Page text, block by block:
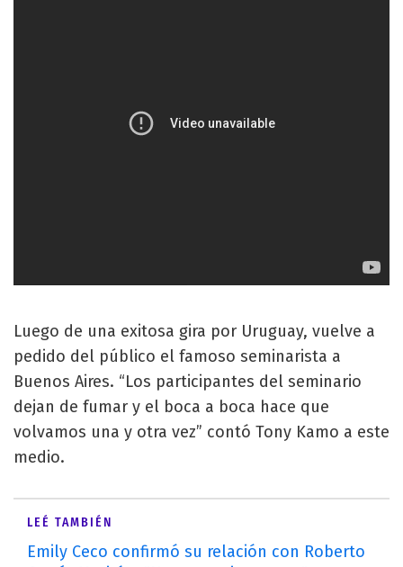
Luego de una exitosa gira por Uruguay, vuelve a
pedido del público el famoso seminarista a
Buenos Aires. “Los participantes del seminario
dejan de fumar y el boca a boca hace que
volvamos una y otra vez” contó Tony Kamo a este
medio.
LEÉ TAMBIÉN
Emily Ceco confirmó su relación con Roberto